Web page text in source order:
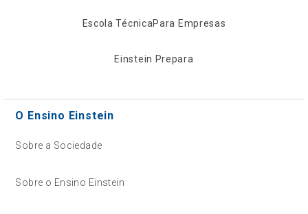
Escola TécnicaPara Empresas
Einstein Prepara
O Ensino Einstein
Sobre a Sociedade
Sobre o Ensino Einstein